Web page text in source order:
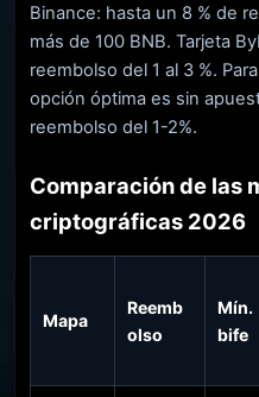
Binance: hasta un 8 % de
más de 100 BNB. Tarjeta
reembolso del 1 al 3 %.
opción óptima es sin
reembolso del 1-2%.
Comparación de las
criptográficas 2026
Mapa
Reemb
olso
Mín.
bife